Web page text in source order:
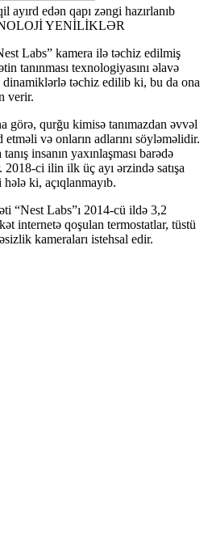
ayırd edən qapı zəngi hazırlanıb
YENİLİKLƏR
Labs” kamera ilə təchiz edilmiş
tanınması texnologiyasını əlavə
təchiz edilib ki, bu da ona
verir.
görə, qurğu kimisə tanımazdan əvvəl
və onların adlarını söyləməlidir.
insanın yaxınlaşması barədə
ci ilin ilk üç ayı ərzində satışa
ki, açıqlanmayıb.
“Nest Labs”ı 2014-cü ildə 3,2
internetə qoşulan termostatlar, tüstü
kameraları istehsal edir.